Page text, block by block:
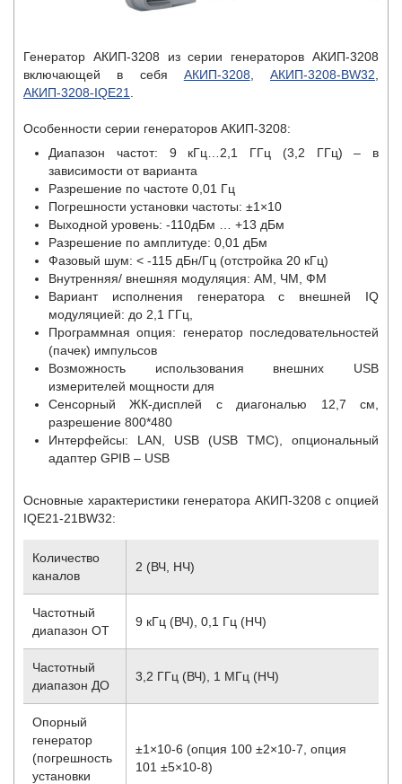
Генератор АКИП-3208 из серии генераторовАКИП-3208
включающей в себя АКИП-3208 АКИП-3208-BW32
АКИП-3208-IQE21
Особенности серии генераторов АКИП-3208:
Диапазон частот: 9 кГц…2,1 ГГц (3,2 ГГц) – в
зависимости от варианта
Разрешение по частоте 0,01 Гц
Погрешности установки частоты: ±1×10
Выходной уровень: -110дБм … +13 дБм
Разрешение по амплитуде: 0,01 дБм
Фазовый шум: < -115 дБн/Гц (отстройка 20 кГц)
Внутренняя/ внешняя модуляция: AM, ЧМ, ФМ
Вариант исполнения генератора с внешней IQ
модуляцией: до 2,1 ГГц,
Программная опция: генератор последовательностей
(пачек) импульсов
Возможность использования внешних USB
измерителей мощности для
Сенсорный ЖК-дисплей с диагональю 12,7 см,
разрешение 800*480
Интерфейсы: LAN, USB (USB TMC), опциональный
адаптер GPIB – USB
Основные характеристики генератора АКИП-3208 с опцией
IQE21-21BW32:
Количество
каналов
2 (ВЧ, НЧ)
Частотный
диапазон ОТ
9 кГц (ВЧ), 0,1 Гц (НЧ)
Частотный
диапазон ДО
3,2 ГГц (ВЧ), 1 МГц (НЧ)
Опорный
генератор
(погрешность
установки
±1×10-6 (опция 100 ±2×10-7 , опция
101 ±5×10-8)